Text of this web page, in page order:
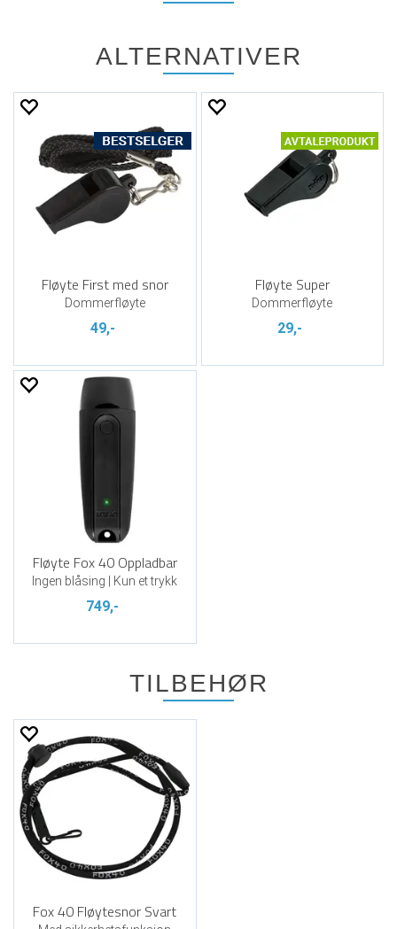
ALTERNATIVER
Fløyte First med snor
Dommerfløyte
49,-
Fløyte Super
Dommerfløyte
29,-
Fløyte Fox 40 Oppladbar
Ingen blåsing | Kun et trykk
749,-
TILBEHØR
Fox 40 Fløytesnor Svart